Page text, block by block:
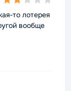
2,0
ratingто лотерея
вообще
2,0
ratingто лотерея
вообще